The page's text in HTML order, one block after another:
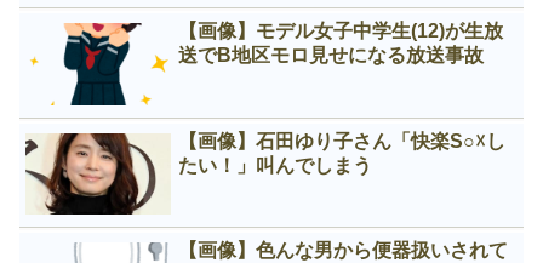
【画像】モデル女子中学生(12)が生放
送でB地区モロ見せになる放送事故
【画像】石田ゆり子さん「快楽S○☓し
たい！」叫んでしまう
【画像】色んな男から便器扱いされて